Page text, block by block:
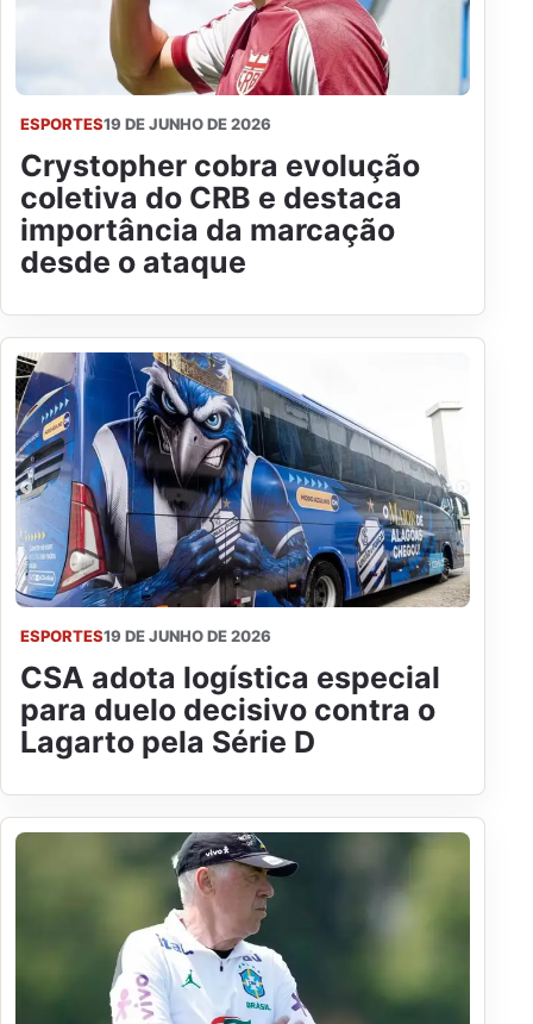
ESPORTES19 DE JUNHO DE 2026
Crystopher cobra evolução
coletiva do CRB e destaca
importância da marcação
desde o ataque
ESPORTES19 DE JUNHO DE 2026
CSA adota logística especial
para duelo decisivo contra o
Lagarto pela Série D